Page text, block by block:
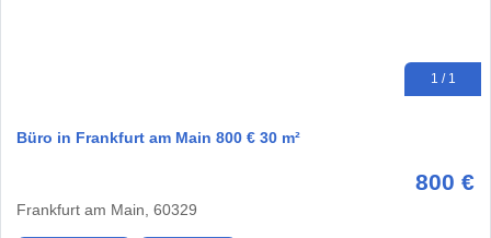
1 / 1
Büro in Frankfurt am Main 800 € 30 m²
800 €
Frankfurt am Main, 60329